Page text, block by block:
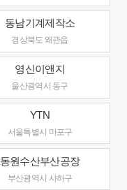
동남기계제작소
경상북도 왜관읍
영신이앤지
울산광역시 동구
YTN
서울특별시 마포구
동원수산부산공장
부산광역시 사하구